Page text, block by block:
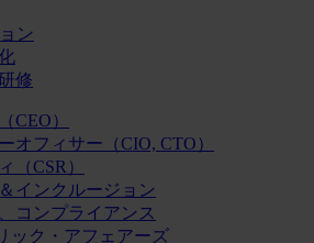
ン
修
CEO）
オフィサー（CIO, CTO）
（CSR）
インクルージョン
コンプライアンス
ック・アフェアーズ